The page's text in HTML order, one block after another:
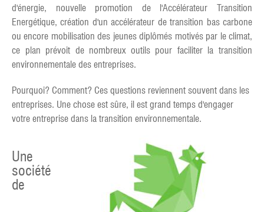
d'énergie, nouvelle promotion de l'Accélérateur Transition
Energétique, création d'un accélérateur de transition bas carbone
ou encore mobilisation des jeunes diplômés motivés par le climat,
ce plan prévoit de nombreux outils pour faciliter la transition
environnementale des entreprises.
Pourquoi? Comment? Ces questions reviennent souvent dans les
entreprises. Une chose est sûre, il est grand temps d'engager
votre entreprise dans la transition environnementale.
Une
société
de